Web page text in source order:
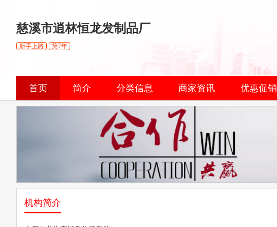
慈溪市逍林恒龙发制品厂
新手上路 第7年
首页 简介 分类信息 商家资讯 优惠促销
机构简介